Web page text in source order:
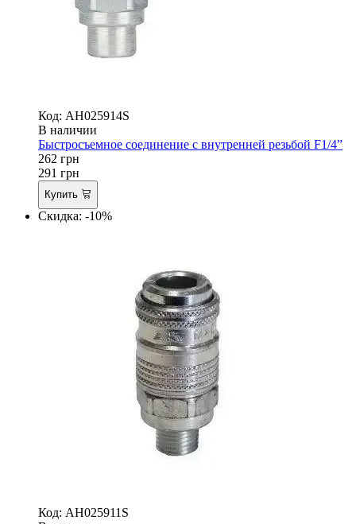
Код: AH025914S
В наличии
Быстросъемное соединение с внутренней резьбой F1/4”
262 грн
291 грн
Купить
Скидка: -10%
Код: AH025911S